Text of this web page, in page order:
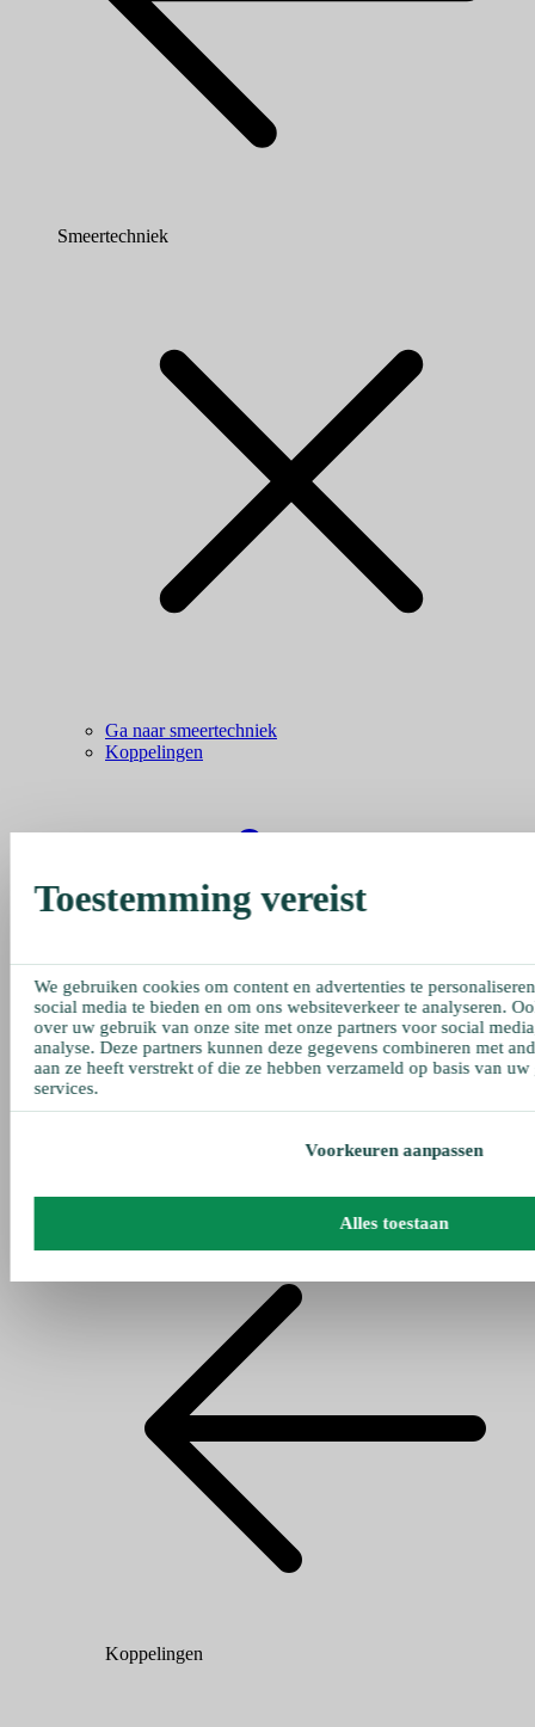
Smeertechniek
Ga naar smeertechniek
Koppelingen
Koppelingen
Toestemming vereist
We gebruiken cookies om content en advertenties te
social media te bieden en om ons websiteverkeer te analyseren.
over uw gebruik van onze site met onze partners voor social
analyse. Deze partners kunnen deze gegevens combineren met
aan ze heeft verstrekt of die ze hebben verzameld op basis van
services.
Voorkeuren aanpassen
Alles toestaan